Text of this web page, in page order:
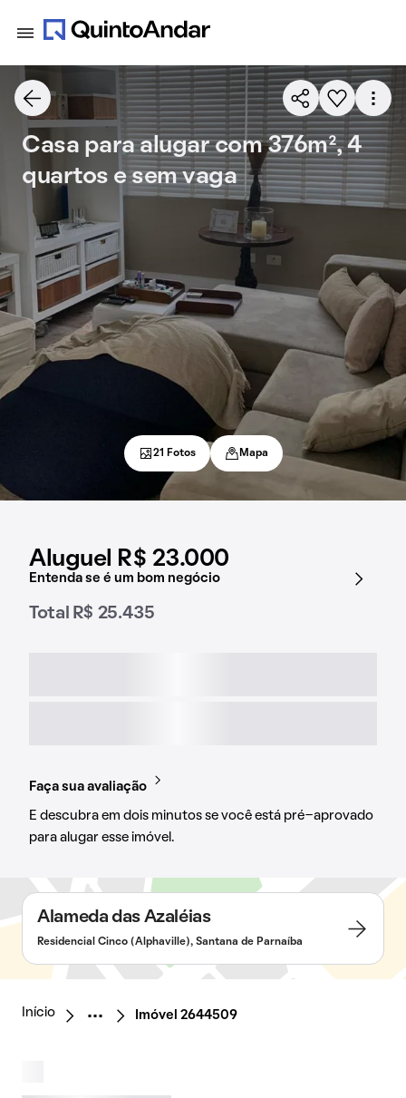
Aluguel R$ 23.000
Entenda se é um bom negócio
Total R$ 25.435
Faça sua avaliação
E descubra em dois minutos se você está pré-aprovado
para alugar esse imóvel.
Casa para alugar com 376m², 4
quartos e sem vaga
21 Fotos Mapa
Alameda das Azaléias
Residencial Cinco (Alphaville), Santana de Parnaíba
Início Imóvel 2644509